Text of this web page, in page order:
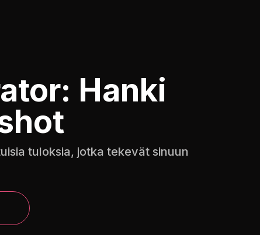
Hanki
tuloksia, jotka tekevät sinuun